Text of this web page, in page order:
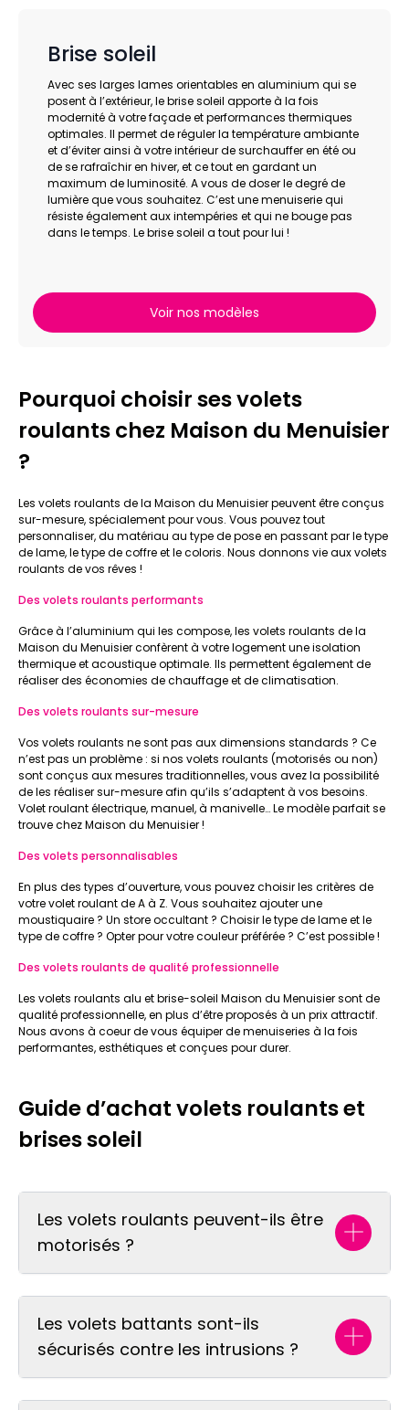
Brise soleil
Avec ses larges lames orientables en aluminium qui se
posent à l’extérieur, le brise soleil apporte à la fois
modernité à votre façade et performances thermiques
optimales. Il permet de réguler la température ambiante
et d’éviter ainsi à votre intérieur de surchauffer en été ou
de se rafraîchir en hiver, et ce tout en gardant un
maximum de luminosité. A vous de doser le degré de
lumière que vous souhaitez. C’est une menuiserie qui
résiste également aux intempéries et qui ne bouge pas
dans le temps. Le brise soleil a tout pour lui !
Voir nos modèles
Pourquoi choisir ses volets
roulants chez Maison du Menuisier
?
Les volets roulants de la Maison du Menuisier peuvent être conçus
sur-mesure, spécialement pour vous. Vous pouvez tout
personnaliser, du matériau au type de pose en passant par le type
de lame, le type de coffre et le coloris. Nous donnons vie aux volets
roulants de vos rêves !
Des volets roulants performants
Grâce à l’aluminium qui les compose, les volets roulants de la
Maison du Menuisier confèrent à votre logement une isolation
thermique et acoustique optimale. Ils permettent également de
réaliser des économies de chauffage et de climatisation.
Des volets roulants sur-mesure
Vos volets roulants ne sont pas aux dimensions standards ? Ce
n’est pas un problème : si nos volets roulants (motorisés ou non)
sont conçus aux mesures traditionnelles, vous avez la possibilité
de les réaliser sur-mesure afin qu’ils s’adaptent à vos besoins.
Volet roulant électrique, manuel, à manivelle… Le modèle parfait se
trouve chez Maison du Menuisier !
Des volets personnalisables
En plus des types d’ouverture, vous pouvez choisir les critères de
votre volet roulant de A à Z. Vous souhaitez ajouter une
moustiquaire ? Un store occultant ? Choisir le type de lame et le
type de coffre ? Opter pour votre couleur préférée ? C’est possible !
Des volets roulants de qualité professionnelle
Les volets roulants alu et brise-soleil Maison du Menuisier sont de
qualité professionnelle, en plus d’être proposés à un prix attractif.
Nous avons à coeur de vous équiper de menuiseries à la fois
performantes, esthétiques et conçues pour durer.
Guide d’achat volets roulants et
brises soleil
Les volets roulants peuvent-ils être
motorisés ?
Les volets battants sont-ils
sécurisés contre les intrusions ?